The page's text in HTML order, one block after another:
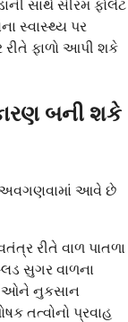
સાથે સીરમ ફોલેટ
સ્વાસ્થ્ય પર
ફાળો આપી શકે
બની શકે
અવગણવામાં આવે છે
રીતે વાળ પાતળા
સુગર વાળના
નુકસાન
તત્વોનો પ્રવાહ